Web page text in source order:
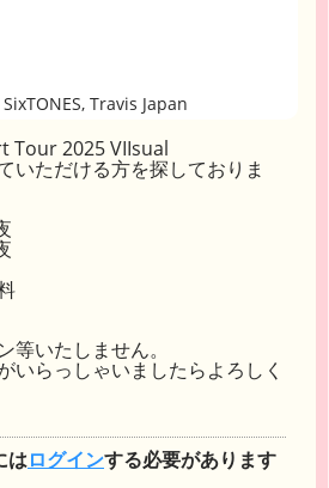
SixTONES, Travis Japan
Tour 2025 VIIsual
いただける方を探しておりま
等いたしません。
いらっしゃいましたらよろしく
はログインする必要があります